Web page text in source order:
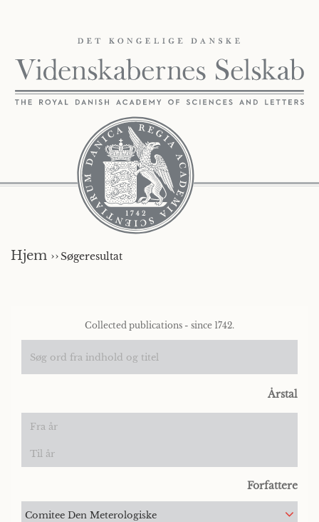
Hjem ››Søgeresultat
Collected publications - since 1742.
Årstal
Forfattere
Comitee Den Meterologiske